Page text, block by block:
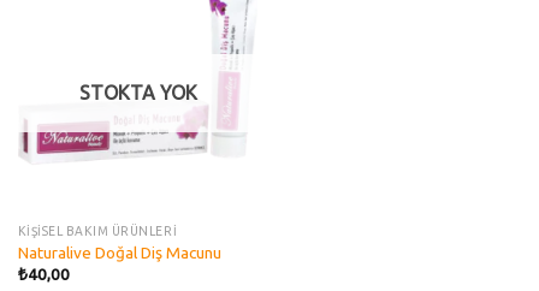
Add to
wishlist
STOKTA YOK
KİŞİSEL BAKIM ÜRÜNLERİ
Naturalive Doğal Diş Macunu
₺40,00